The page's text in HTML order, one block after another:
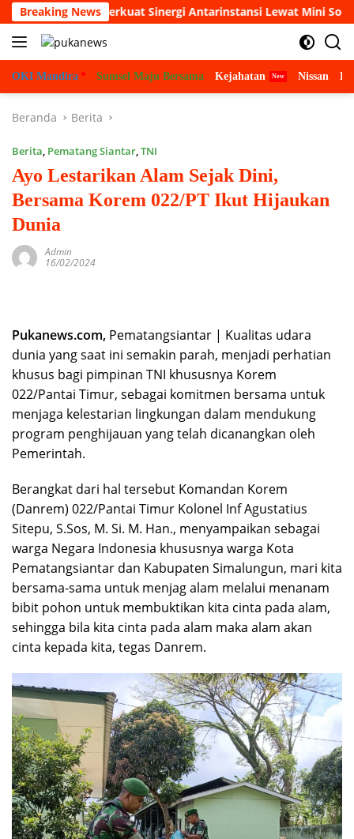
Langsung
ke
konten
Breaking News
2026, Perkuat Sinergi Antarinstansi Lewat Mini Soccer
OKI Mandira Sumsel Maju Bersama Kejahatan Nissan
Beranda Berita
Berita, Pematang Siantar,TNI
Ayo Lestarikan Alam Sejak Dini,
Bersama Korem 022/PT Ikut Hijaukan
Dunia
Admin
16/02/2024
Pukanews.com, Pematangsiantar | Kualitas udara
dunia yang saat ini semakin parah, menjadi perhatian
khusus bagi pimpinan TNI khususnya Korem
022/Pantai Timur, sebagai komitmen bersama untuk
menjaga kelestarian lingkungan dalam mendukung
program penghijauan yang telah dicanangkan oleh
Pemerintah.
Berangkat dari hal tersebut Komandan Korem
(Danrem) 022/Pantai Timur Kolonel Inf Agustatius
Sitepu, S.Sos, M. Si. M. Han., menyampaikan sebagai
warga Negara Indonesia khususnya warga Kota
Pematangsiantar dan Kabupaten Simalungun, mari kita
bersama-sama untuk menjag alam melalui menanam
bibit pohon untuk membuktikan kita cinta pada alam,
sehingga bila kita cinta pada alam maka alam akan
cinta kepada kita, tegas Danrem.